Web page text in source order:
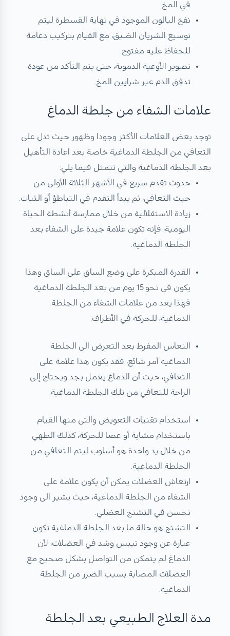
في المخ.
نفخ البالون الموجود في نهاية القسطرة ليتم
توسيع الشريان الضيق، مع القيام بتركيب دعامة
للحفاظ عليه مفتوح.
تصوير الأوعية الدموية، حتى يتم التأكد من عودة
تدفق الدم عبر شرايين المخ.
علامات الشفاء من جلطة الدماغ
توجد بعض العلامات الأكثر وجودا وظهور حيث تدل على
التعافي من الجلطة الدماغية خاصة بعد اعادة التأهيل
بعد الجلطة الدماغية والتي تتمثل فيما يلي:
حدوث تقدم سريع في الأشهر الثلاثة الأولى من
حيث التعافي، ثم يبدأ التقدم في التباطؤ أو الثبات.
زيادة الاستقلالية من خلال ممارسة أنشطة الحياة
اليومية، فإنه تكون علامة جيدة على الشفاء بعد
الجلطة الدماغية.
القدرة المبكرة على وضع الساق على الساق وهذا
يكون فى نحو 15 يوم من بعد الجلطة الدماغية
فهذا يعد من علامات الشفاء من الجلطة
الدماغية، للحركة في الأطراف.
النعاس المفرط بعد التعرض الى الجلطة
الدماغية أمر شائع، فقد يكون هذا علامة على
التعافي، حيث أن الدماغ يعمل بجد ويحتاج إلى
الراحة للتعافي من تلك الجلطة الدماغية.
استخدام تقنيات التعويض والتى منها القيام
باستخدام مشاية أو عصا للحركة، كذلك الطهي
من خلال يد واحدة هو أسلوب ليتم التعافي من
الجلطة الدماغية.
ارتعاش العضلات يمكن أن يكون علامة على
الشفاء من الجلطة الدماغية، حيث يشير الى وجود
تحسن في التشنج العضلي.
التشنج هو حالة ما بعد الجلطة الدماغية تكون
عبارة عن وجود تيبس وشد في العضلات، لأن
الدماغ لم يتمكن من التواصل بشكل صحيح مع
العضلات المصابة بسبب الضرر من الجلطة
الدماغية.
مدة العلاج الطبيعي بعد الجلطة